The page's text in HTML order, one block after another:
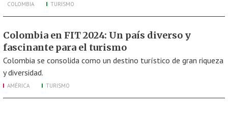
COLOMBIA TURISMO
Colombia en FIT 2024: Un país diverso y
fascinante para el turismo
Colombia se consolida como un destino turístico de gran riqueza
y diversidad.
AMÉRICA TURISMO